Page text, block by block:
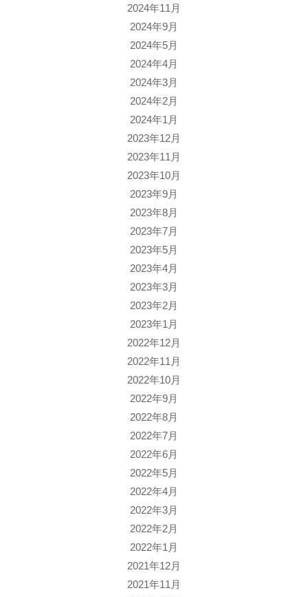
2024年11月
2024年9月
2024年5月
2024年4月
2024年3月
2024年2月
2024年1月
2023年12月
2023年11月
2023年10月
2023年9月
2023年8月
2023年7月
2023年5月
2023年4月
2023年3月
2023年2月
2023年1月
2022年12月
2022年11月
2022年10月
2022年9月
2022年8月
2022年7月
2022年6月
2022年5月
2022年4月
2022年3月
2022年2月
2022年1月
2021年12月
2021年11月